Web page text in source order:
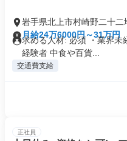
岩手県北上市村崎野二十二
月給24万6000円～31万円
求める人材: 必須 ・業界未
経験者 中食や百貨...
交通費支給
正社員